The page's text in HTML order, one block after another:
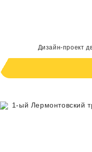
Дизайн-проект